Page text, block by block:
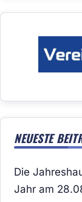
NEUESTE
Die
Jahr am